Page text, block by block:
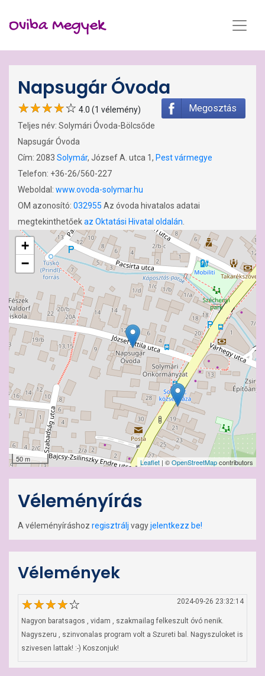
Oviba Megyek
Napsugár Óvoda
Megosztás
4.0 (1 vélemény)
Teljes név: Solymári Óvoda-Bölcsőde
Napsugár Óvoda
Cím: 2083 Solymár, József A. utca 1, Pest vármegye
Telefon: +36-26/560-227
Weboldal: www.ovoda-solymar.hu
OM azonosító: 032955 Az óvoda hivatalos adatai
megtekinthetőekaz Oktatási Hivatal oldalán
+
−
50 m Leaflet | ©OpenStreetMapcontributors
Véleményírás
A véleményíráshoz regisztrálj vagyjelentkezz be!
Vélemények
2024-09-26 23:32:14
Nagyon baratsagos , vidam , szakmailag felkeszult óvó nenik.
Nagyszeru , szinvonalas program volt a Szureti bal. Nagyszuloket is
szivesen lattak! :-) Koszonjuk!